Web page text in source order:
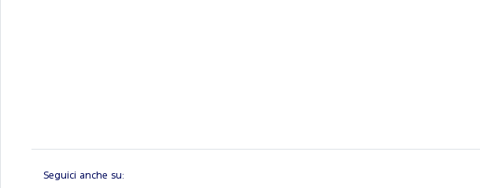
Seguici anche su: